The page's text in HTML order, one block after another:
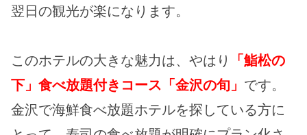
翌日の観光が楽になります。
このホテルの大きな魅力は、やはり
「鮨松の
下」食べ放題付きコース「金沢の旬」 です。
金沢で海鮮食べ放題ホテルを探している方に